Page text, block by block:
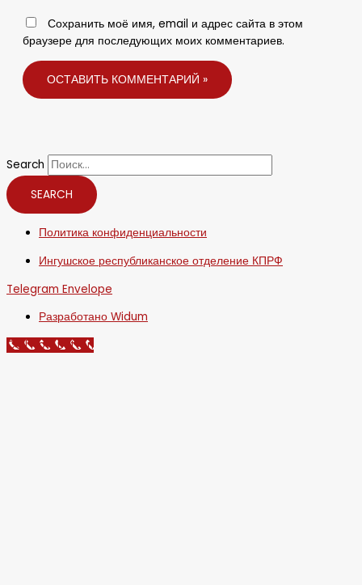
Сохранить моё имя, email и адрес сайта в этом
браузере для последующих моих комментариев.
Search
SEARCH
Политика конфиденциальности
Ингушское республиканское отделение КПРФ
Telegram Envelope
Разработано Widum
Call Now Button